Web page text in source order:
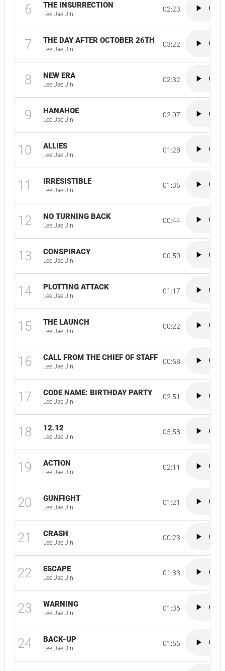
6 THE INSURRECTION
Lee Jae Jin
02:23
7 THE DAY AFTER OCTOBER 26TH
Lee Jae Jin
03:22
8 NEW ERA
Lee Jae Jin
02:32
9 HANAHOE
Lee Jae Jin
02:07
10 ALLIES
Lee Jae Jin
01:28
11 IRRESISTIBLE
Lee Jae Jin
01:35
12 NO TURNING BACK
Lee Jae Jin
00:44
13 CONSPIRACY
Lee Jae Jin
00:50
14 PLOTTING ATTACK
Lee Jae Jin
01:17
15 THE LAUNCH
Lee Jae Jin
00:22
16 CALL FROM THE CHIEF OF STAFF
Lee Jae Jin
00:58
17 CODE NAME: BIRTHDAY PARTY
Lee Jae Jin
02:51
18 12.12
Lee Jae Jin
05:58
19 ACTION
Lee Jae Jin
02:11
20 GUNFIGHT
Lee Jae Jin
01:21
21 CRASH
Lee Jae Jin
00:23
22 ESCAPE
Lee Jae Jin
01:33
23 WARNING
Lee Jae Jin
01:36
24 BACK-UP
Lee Jae Jin
01:55